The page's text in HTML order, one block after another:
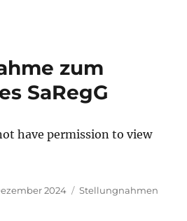
zum
SaRegG
have permission to view
2024 Kategorien
Stellungnahmen